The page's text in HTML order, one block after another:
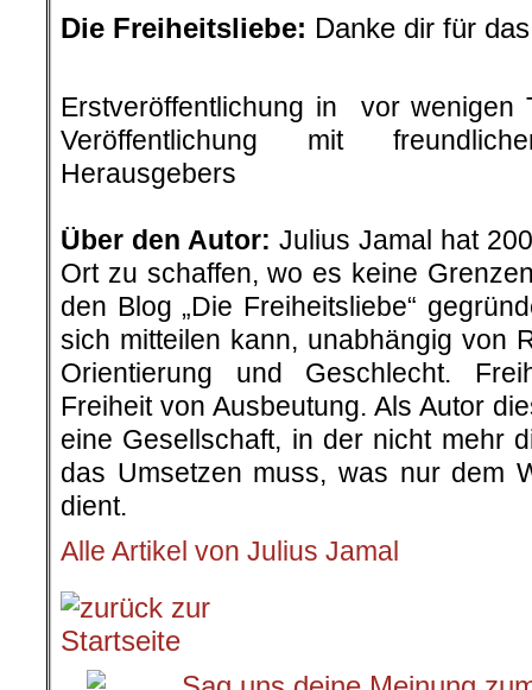
Die Freiheitsliebe: Danke dir für
Erstveröffentlichung in vor wenigen
Veröffentlichung mit
Herausgebers
Über den Autor: Julius Jamal hat
Ort zu schaffen, wo es keine
den Blog „Die Freiheitsliebe“
sich mitteilen kann, unabhängig von
Orientierung und Geschlecht.
Freiheit von Ausbeutung. Als Autor
eine Gesellschaft, in der nicht mehr
das Umsetzen muss, was nur dem
dient.
Alle Artikel von Julius Jamal